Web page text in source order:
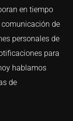
en tiempo
comunicación de
personales de
para
hablamos
de